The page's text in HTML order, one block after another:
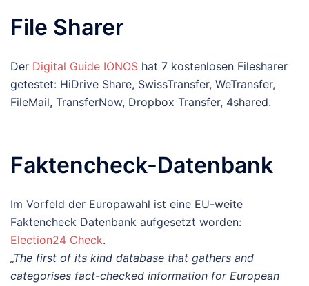
File Sharer
Der Digital Guide IONOS hat 7 kostenlosen Filesharer
getestet: HiDrive Share, SwissTransfer, WeTransfer,
FileMail, TransferNow, Dropbox Transfer, 4shared.
Faktencheck-Datenbank
Im Vorfeld der Europawahl ist eine EU-weite
Faktencheck Datenbank aufgesetzt worden:
Election24 Check.
„The first of its kind database that gathers and
categorises fact-checked information for European